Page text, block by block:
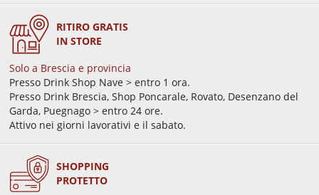
RITIRO GRATIS
IN STORE
Solo a Brescia e provincia
Presso Drink Shop Nave > entro 1 ora.
Presso Drink Brescia, Shop Poncarale, Rovato, Desenzano del
Garda, Puegnago > entro 24 ore.
Attivo nei giorni lavorativi e il sabato.
SHOPPING
PROTETTO